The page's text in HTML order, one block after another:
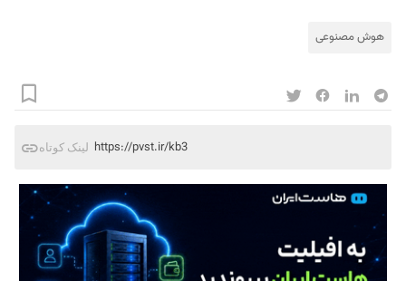
هوش مصنوعی
لینک کوتاه https://pvst.ir/kb3